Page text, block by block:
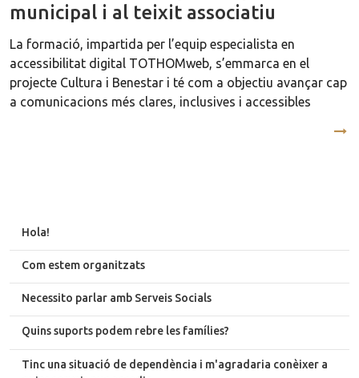
municipal i al teixit associatiu
La formació, impartida per l’equip especialista en
accessibilitat digital TOTHOMweb, s’emmarca en el
projecte Cultura i Benestar i té com a objectiu avançar cap
a comunicacions més clares, inclusives i accessibles
Hola!
Com estem organitzats
Necessito parlar amb Serveis Socials
Quins suports podem rebre les famílies?
Tinc una situació de dependència i m'agradaria conèixer a